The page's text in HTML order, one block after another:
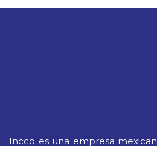
Incco es una empresa